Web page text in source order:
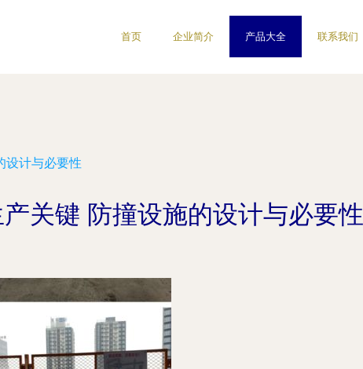
首页 企业简介 产品大全 联系我们
设计与必要性
关键 防撞设施的设计与必要性